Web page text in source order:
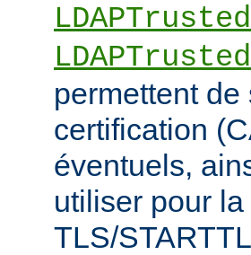
permettent
certification
éventuels,
utiliser pour
TLS/